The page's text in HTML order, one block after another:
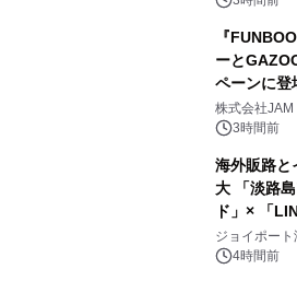
『
ーと
ペーンに
GR 4車種
メニューが
株式会社JAM
3時間前
海外販路と
大 「淡路
ド」× 「
開始！
ジョイポー
4時間前